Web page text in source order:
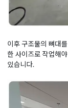
이후 구조물의 뼈대
한 사이즈로 작업해
있습니다.